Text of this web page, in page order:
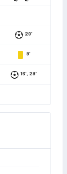
20'
9'
16', 29'